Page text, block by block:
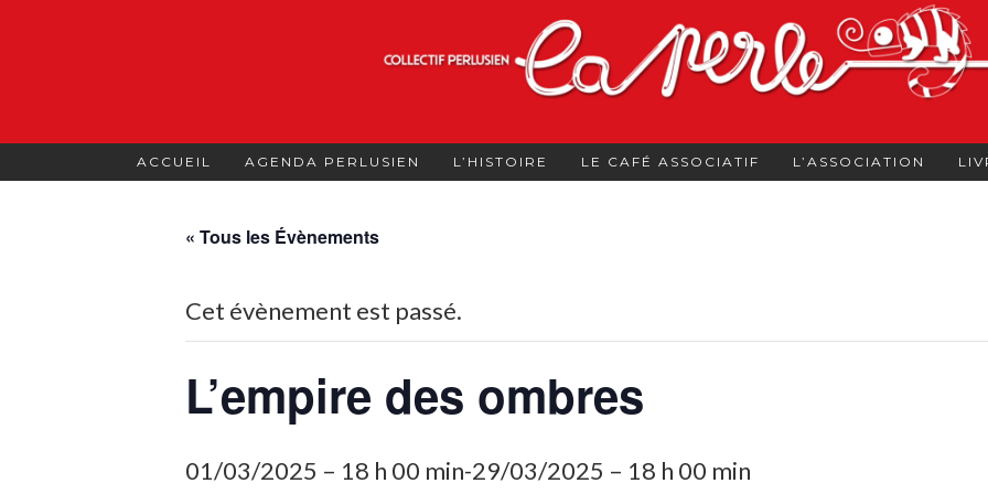
ACCUEIL AGENDA PERLUSIEN L’HISTOIRE LE CAFÉ ASSOCIATIF L’ASSOCIATION
« Tous les Évènements
Cet évènement est passé.
L’empire des ombres
01/03/2025 – 18 h 00 min-29/03/2025 – 18 h 00 min